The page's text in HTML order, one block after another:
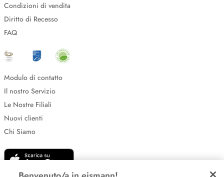
Condizioni di vendita
Diritto di Recesso
FAQ
Modulo di contatto
Il nostro Servizio
Le Nostre Filiali
Nuovi clienti
Chi Siamo